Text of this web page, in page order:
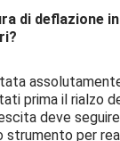
di deflazione
prima il rialzo
deve
per